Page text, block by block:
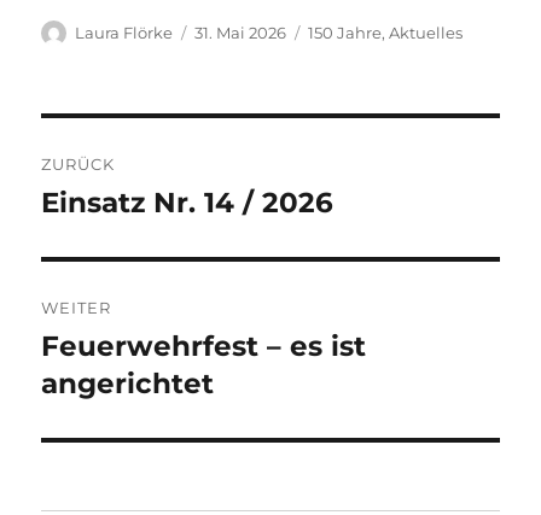
Autor
Laura Flörke
Veröffentlicht
31. Mai 2026 Kategorien
150 Jahre,Aktuelles
ZURÜCK
Vorheriger
Einsatz Nr. 14 / 2026
WEITER
Nächster
Beitrag:
Feuerwehrfest – es ist
angerichtet